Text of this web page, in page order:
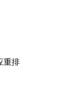
重排